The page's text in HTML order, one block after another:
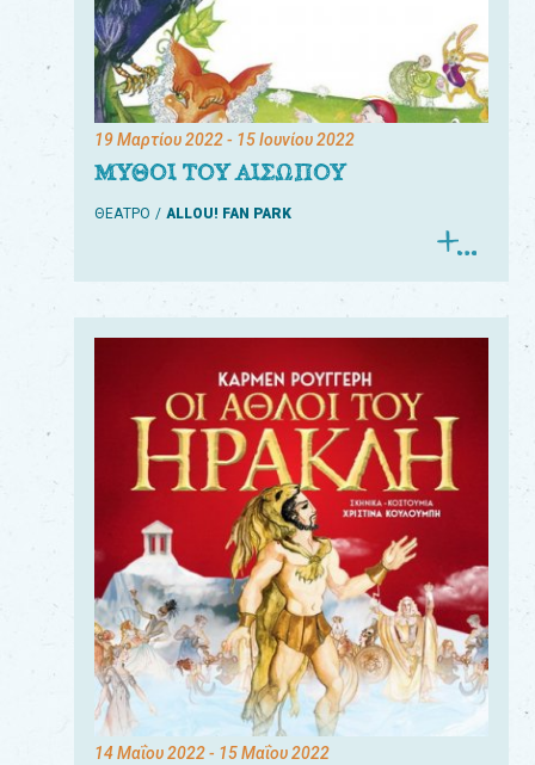
19 Μαρτίου 2022- 15 Ιουνίου 2022
ΜΥΘΟΙ ΤΟΥ ΑΙΣΩΠΟΥ
ΘΕΑΤΡΟ ALLOU! FAN PARK
14 Μαΐου 2022- 15 Μαΐου 2022